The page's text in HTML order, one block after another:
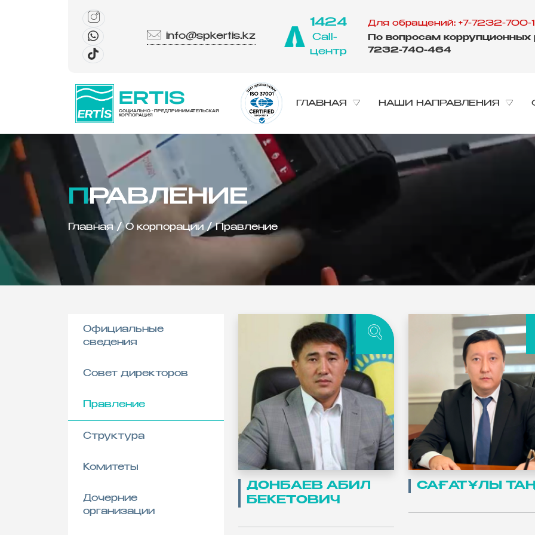
info@spkertis.kz
1424
Call-
центр
Для обращений: +7-7232-700-
По вопросам коррупционных
7232-740-464
ERTIS
СОЦИАЛЬНО - ПРЕДПРИНИМАТЕЛЬСКАЯ
КОРПОРАЦИЯ
ГЛАВНАЯ НАШИ НАПРАВЛЕНИЯ
ПРАВЛЕНИЕ
Главная/О корпорации /Правление
Официальные
сведения
Совет директоров
Правление
Структура
Комитеты
Дочерние
организации
ДОНБАЕВ АБИЛ
БЕКЕТОВИЧ
САҒАТҰЛЫ